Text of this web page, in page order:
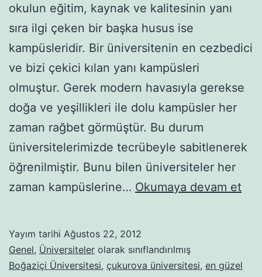
okulun eğitim, kaynak ve kalitesinin yanı
sıra ilgi çeken bir başka husus ise
kampüsleridir. Bir üniversitenin en cezbedici
ve bizi çekici kılan yanı kampüsleri
olmuştur. Gerek modern havasıyla gerekse
doğa ve yeşillikleri ile dolu kampüsler her
zaman rağbet görmüştür. Bu durum
üniversitelerimizde tecrübeyle sabitlenerek
öğrenilmiştir. Bunu bilen üniversiteler her
zaman kampüslerine… Okumaya devam etEn
Yayım tarihi Ağustos 22, 2012
Genel, Üniversiteler olarak sınıflandırılmış
Boğaziçi Üniversitesi, çukurova üniversitesi, en güzel